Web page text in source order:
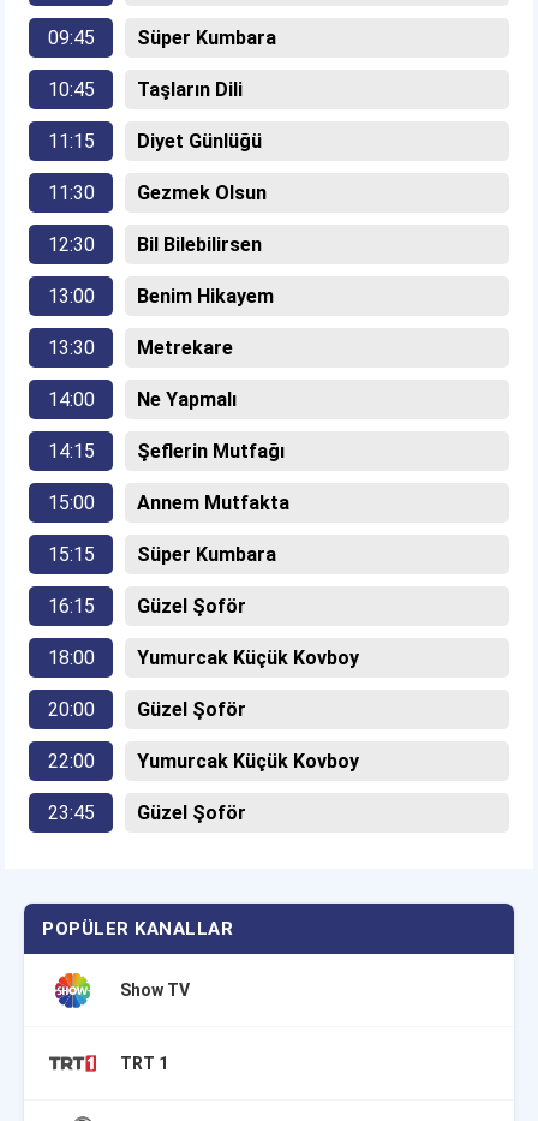
09:45 Süper Kumbara
10:45 Taşların Dili
11:15 Diyet Günlüğü
11:30 Gezmek Olsun
12:30 Bil Bilebilirsen
13:00 Benim Hikayem
13:30 Metrekare
14:00 Ne Yapmalı
14:15 Şeflerin Mutfağı
15:00 Annem Mutfakta
15:15 Süper Kumbara
16:15 Güzel Şoför
18:00 Yumurcak Küçük Kovboy
20:00 Güzel Şoför
22:00 Yumurcak Küçük Kovboy
23:45 Güzel Şoför
POPÜLER KANALLAR
Show TV
TRT 1